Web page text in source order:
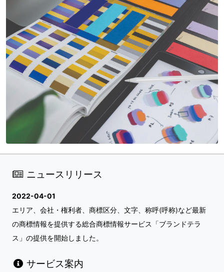
ニュースリリース
2022-04-01
エリア、会社・権利者、商標区分、文字、称呼(呼称)など最新
の商標情報を提供する総合商標情報サービス「ブランドテラ
ス」の提供を開始しました。
サービス案内